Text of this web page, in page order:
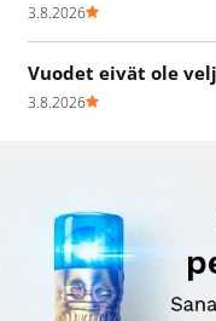
3.8.2026
Vuodet eivät ole
3.8.2026